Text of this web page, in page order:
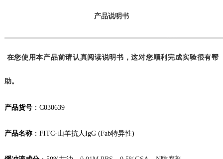
产品说明书
在您使用本产品前请认真阅读说明书，这对您顺利完成实验很有帮
助。
产品货号： C030639
产品名称： FITC-山羊抗人IgG (Fab特异性)